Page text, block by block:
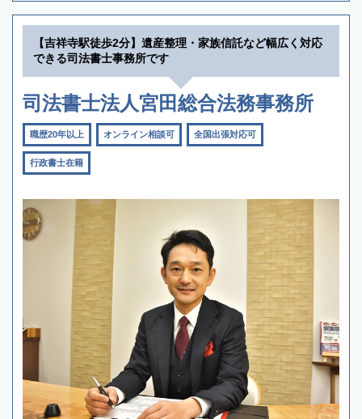
【吉祥寺駅徒歩2分】遺産整理・家族信託など幅広く対応
できる司法書士事務所です
司法書士法人宮田総合法務事務所
職歴20年以上 オンライン相談可 全国出張対応可
行政書士在籍